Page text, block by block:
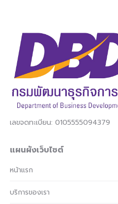
เลขจดทะเบียน: 0105555094379
แผนผังเว็บไซต์
หน้าแรก
บริการของเรา